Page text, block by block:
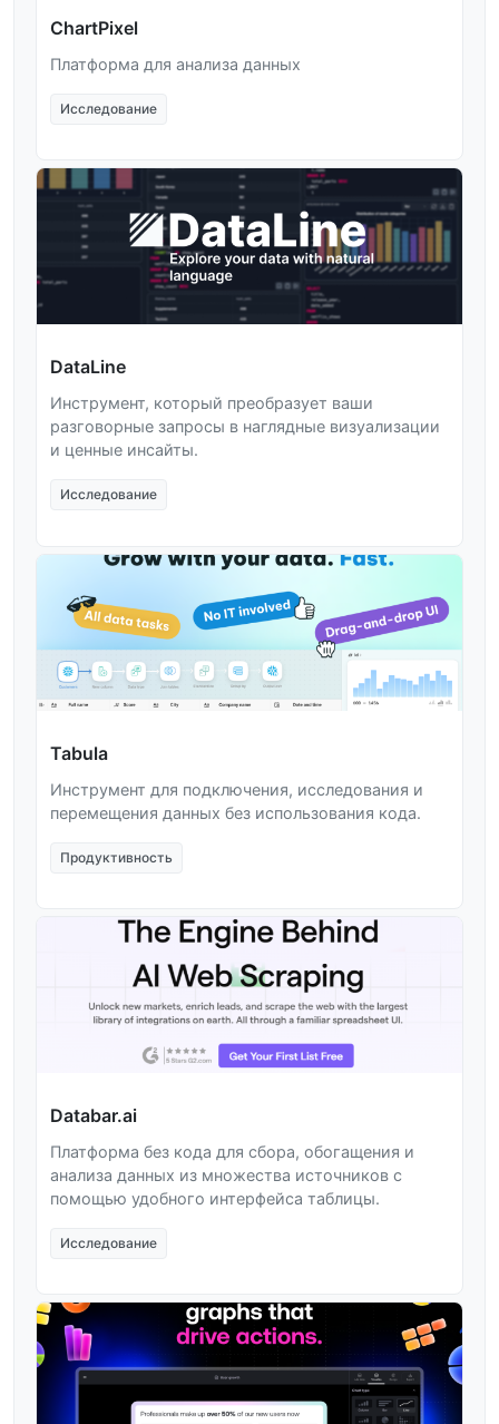
ChartPixel
Платформа для анализа данных
Исследование
DataLine
Инструмент, который преобразует ваши
разговорные запросы в наглядные визуализации
и ценные инсайты.
Исследование
Tabula
Инструмент для подключения, исследования и
перемещения данных без использования кода.
Продуктивность
Databar.ai
Платформа без кода для сбора, обогащения и
анализа данных из множества источников с
помощью удобного интерфейса таблицы.
Исследование